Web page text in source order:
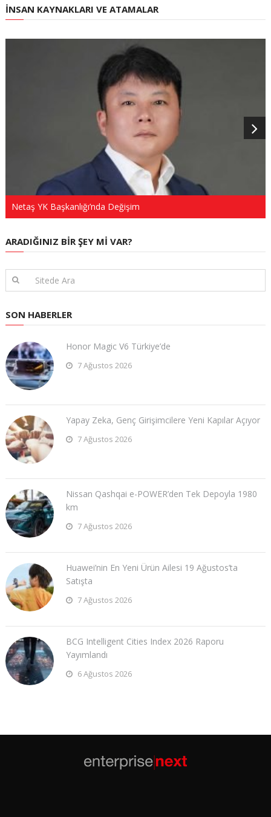
İNSAN KAYNAKLARI VE ATAMALAR
Netaş YK Başkanlığı’nda Değişim
ARADIĞINIZ BIR ŞEY MI VAR?
SON HABERLER
Honor Magic V6 Türkiye’de
7 Ağustos 2026
Yapay Zeka, Genç Girişimcilere Yeni Kapılar Açıyor
7 Ağustos 2026
Nissan Qashqai e-POWER’den Tek Depoyla 1980
km
7 Ağustos 2026
Huawei’nin En Yeni Ürün Ailesi 19 Ağustos’ta
Satışta
7 Ağustos 2026
BCG Intelligent Cities Index 2026 Raporu
Yayımlandı
6 Ağustos 2026